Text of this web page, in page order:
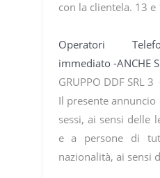
con la clientela. 13 e
Operatori
immediato -ANCHE
GRUPPO DDF SRL
Il presente
sessi, ai sensi delle
e a persone di
nazionalità, ai sensi